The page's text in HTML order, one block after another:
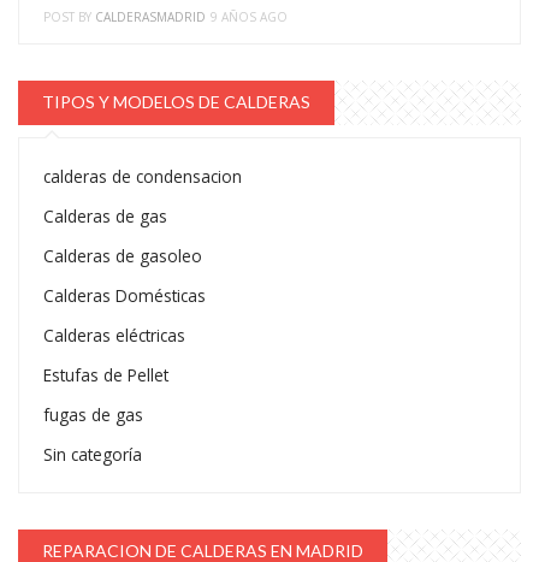
POST BY CALDERASMADRID 9 AÑOS AGO
TIPOS Y MODELOS DE CALDERAS
calderas de condensacion
Calderas de gas
Calderas de gasoleo
Calderas Domésticas
Calderas eléctricas
Estufas de Pellet
fugas de gas
Sin categoría
REPARACION DE CALDERAS EN MADRID